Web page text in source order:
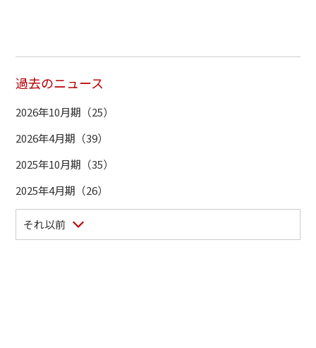
過去のニュース
2026年10月期（25）
2026年4月期（39）
2025年10月期（35）
2025年4月期（26）
それ以前